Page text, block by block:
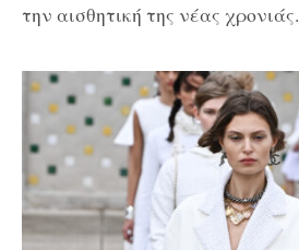
την αισθητική της νέας χρονιάς.